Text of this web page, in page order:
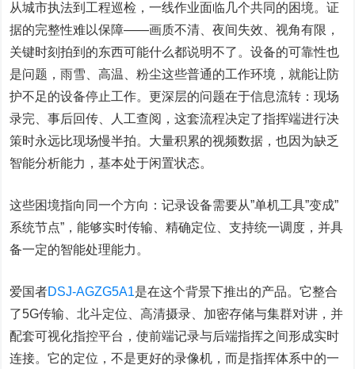
从城市执法到工程巡检，一线作业面临几个共同的困境。证
据的完整性难以保障——画质不清、夜间失效、视角有限，
关键时刻拍到的东西可能什么都说明不了。设备的可靠性也
是问题，雨雪、高温、粉尘这些普通的工作环境，就能让防
护不足的设备停止工作。更深层的问题在于信息流转：现场
录完、事后回传、人工查阅，这套流程决定了指挥端进行决
策时永远比现场慢半拍。大量积累的视频数据，也因为缺乏
智能分析能力，基本处于闲置状态。
这些困境指向同一个方向：记录设备需要从”单机工具”变成”
系统节点”，能够实时传输、精确定位、支持统一调度，并具
备一定的智能处理能力。
爱国者DSJ-AGZG5A1是在这个背景下推出的产品。它整合
了5G传输、北斗定位、高清摄录、加密存储与集群对讲，并
配套可视化指控平台，使前端记录与后端指挥之间形成实时
连接。它的定位，不是更好的录像机，而是指挥体系中的一